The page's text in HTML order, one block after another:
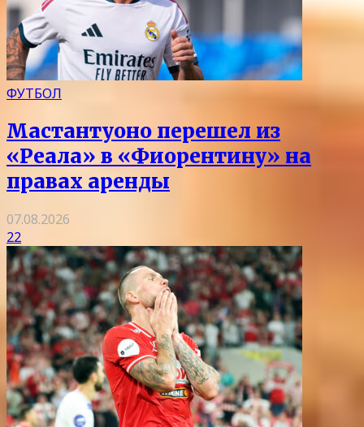
ФУТБОЛ
Мастантуоно перешел из
«Реала» в «Фиорентину» на
правах аренды
07.08.2026
22